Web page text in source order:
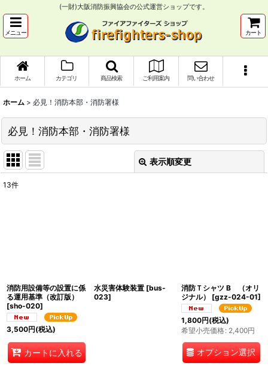
(一財)大阪消防振興協会の公式運営ショップです。
メニュー カート
ホーム カテゴリ 商品検索 ご利用案内 問い合わせ
ホーム > 必見！消防本部・消防署様
必見！消防本部・消防署様
表示順変更
13件
消防用設備等の設置に係
る運用基準（改訂版）
[sho-020]
3,500円(税込)
カートに入れる
水災害体験装置 [bus-
023]
消防Ｔシャツ B （オリ
ジナル）
[gzz-024-01]
1,800円(税込)
希望小売価格: 2,400円
オプション選択